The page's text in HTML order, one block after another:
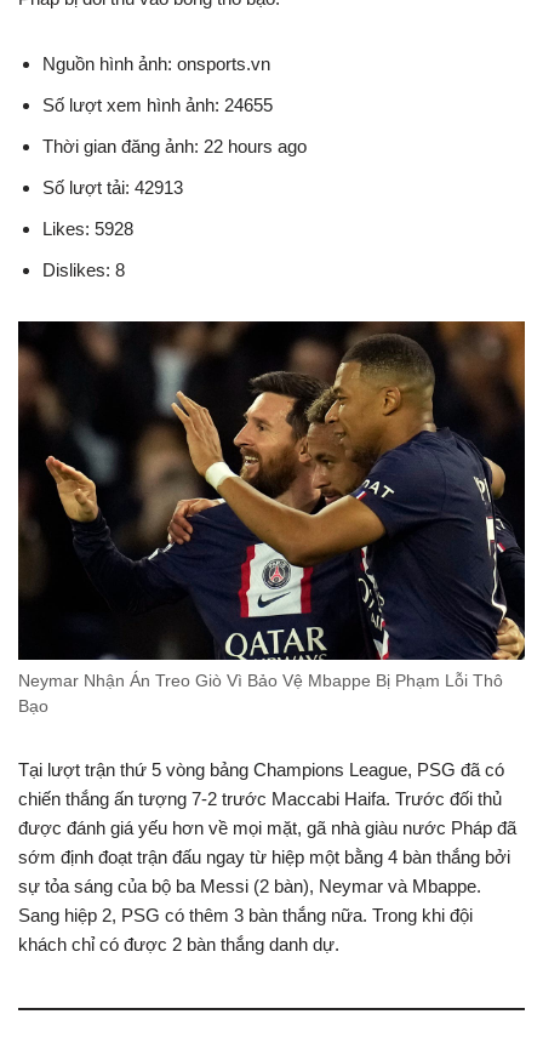
Nguồn hình ảnh: onsports.vn
Số lượt xem hình ảnh: 24655
Thời gian đăng ảnh: 22 hours ago
Số lượt tải: 42913
Likes: 5928
Dislikes: 8
Neymar Nhận Án Treo Giò Vì Bảo Vệ Mbappe Bị Phạm Lỗi Thô
Bạo
Tại lượt trận thứ 5 vòng bảng Champions League, PSG đã có
chiến thắng ấn tượng 7-2 trước Maccabi Haifa. Trước đối thủ
được đánh giá yếu hơn về mọi mặt, gã nhà giàu nước Pháp đã
sớm định đoạt trận đấu ngay từ hiệp một bằng 4 bàn thắng bởi
sự tỏa sáng của bộ ba Messi (2 bàn), Neymar và Mbappe.
Sang hiệp 2, PSG có thêm 3 bàn thắng nữa. Trong khi đội
khách chỉ có được 2 bàn thắng danh dự.